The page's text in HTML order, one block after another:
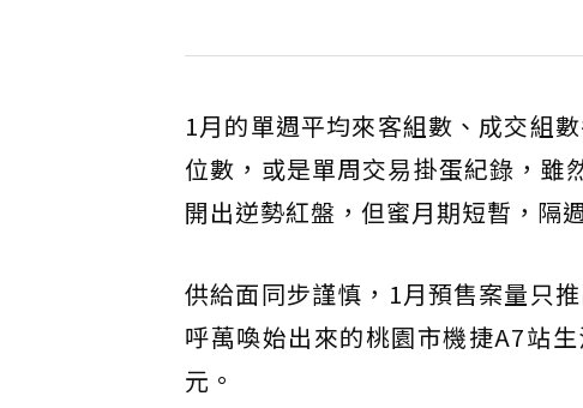
1月的單週平均來客組數、成交組
位數，或是單周交易掛蛋紀錄，雖
開出逆勢紅盤，但蜜月期短暫，隔
供給面同步謹慎，1月預售案量只
呼萬喚始出來的桃園市機捷A7站
元。